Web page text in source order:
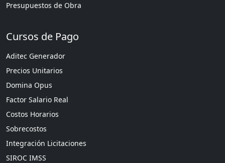
Presupuestos de Obra
Cursos de Pago
Aditec Generador
Precios Unitarios
Domina Opus
Factor Salario Real
Costos Horarios
Sobrecostos
Integración Licitaciones
SIROC IMSS